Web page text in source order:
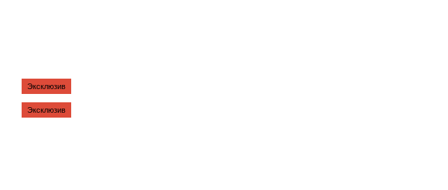
Эксклюзив
Эксклюзив